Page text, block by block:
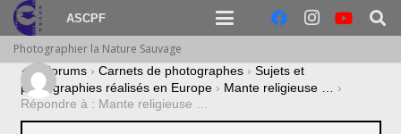
ASCPF
Photographier la Nature Sauvage
› Forums › Carnets de photographes › Sujets et
photographies réalisés en Europe › Mante religieuse … ›
Répondre à : Mante religieuse …